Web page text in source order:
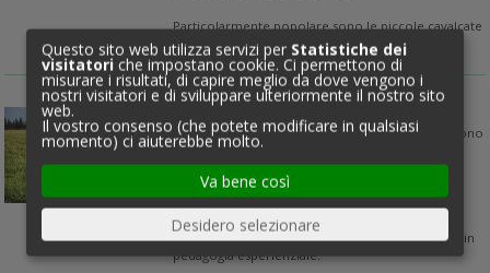
Particolarmente popolare sono le piccole cavalcate
sul prato con il pony Flocki.
IN MOVIMENTO NELLA NATURA
A piedi nudi anche se l'erba solletica e l'acqua è
troppo fredda. I bambini sono coraggiosi e corrono
attraverso l'erba bagnata e apprezzano la
freschezza dell’erba.
Esercizi di rilassamento dallo stress quotidiano
all'aria aperta e una ricerca avventurosa
dell'astronave "Nermmep" arricchiscono il
programma settimanale con Magdalena, esperta in
pedagogia esperienziale.
Questo sito web utilizza servizi per Statistiche dei
visitatori che impostano cookie. Ci permettono di
misurare i risultati, di capire meglio da dove vengono i
nostri visitatori e di sviluppare ulteriormente il nostro sito
web.
Il vostro consenso (che potete modificare in qualsiasi
momento) ci aiuterebbe molto.
Desidero selezionare
Va bene così